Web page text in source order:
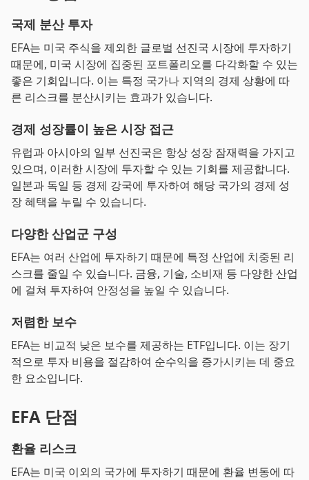
국제 분산 투자
EFA는 미국 주식을 제외한 글로벌 선진국 시장에 투자하기
때문에, 미국 시장에 집중된 포트폴리오를 다각화할 수 있는
좋은 기회입니다. 이는 특정 국가나 지역의 경제 상황에 따
른 리스크를 분산시키는 효과가 있습니다.
경제 성장률이 높은 시장 접근
유럽과 아시아의 일부 선진국은 항상 성장 잠재력을 가지고
있으며, 이러한 시장에 투자할 수 있는 기회를 제공합니다.
일본과 독일 등 경제 강국에 투자하여 해당 국가의 경제 성
장 혜택을 누릴 수 있습니다.
다양한 산업군 구성
EFA는 여러 산업에 투자하기 때문에 특정 산업에 치중된 리
스크를 줄일 수 있습니다. 금융, 기술, 소비재 등 다양한 산업
에 걸쳐 투자하여 안정성을 높일 수 있습니다.
저렴한 보수
EFA는 비교적 낮은 보수를 제공하는 ETF입니다. 이는 장기
적으로 투자 비용을 절감하여 순수익을 증가시키는 데 중요
한 요소입니다.
EFA 단점
환율 리스크
EFA는 미국 이외의 국가에 투자하기 때문에 환율 변동에 따